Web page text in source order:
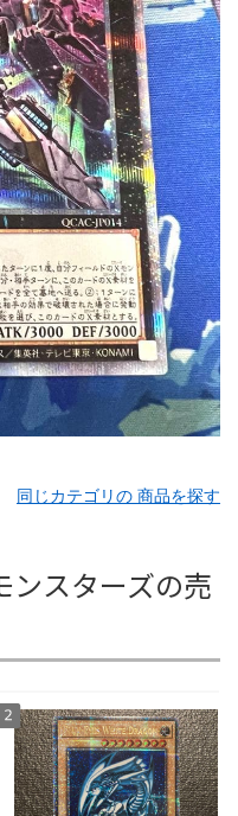
同じカテゴリの 商品を探す
ンスターズの売